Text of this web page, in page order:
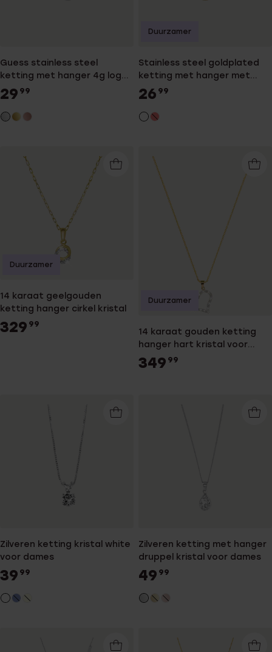
Guess stainless steel
ketting met hanger 4g logo
voor dames
29 99
Stainless steel goldplated
ketting met hanger met
kristal voor dames
26 99
Duurzamer
14 karaat geelgouden
ketting hanger cirkel kristal
329 99
Duurzamer
14 karaat gouden ketting
hanger hart kristal voor
dames
349 99
Duurzamer
Zilveren ketting kristal white
voor dames
39 99
Zilveren ketting met hanger
druppel kristal voor dames
49 99